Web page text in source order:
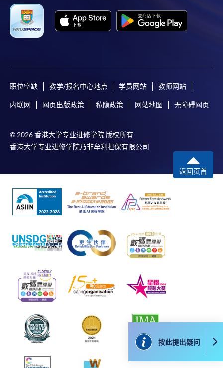
4. 网上缴费服务
大部份公开招生的课程（以先到先得形式报名）及个
别学历颁授课程提供网上报名/注册服务，申请人可在
员亦可以微信支付（Online WeChat Pay）、支付宝
参阅
报名办法 -网上报名服务。
注意事项:
如报读课程将在五个工作天内开课，为免邮递延误报
免使用支票付款。
而取消）之外，一切已缴费用概不退还。如获学院批
准退还款项，以现金、易办事、微信支付、支付宝、
支票或缴费灵（只限网上付款）方式缴交之款项，将
以支票退款；以信用卡缴交之款项，退款将直接退还
到支付款项时使用的信用卡户口。
除本学院网页所列明的学费外，个别课程或有其他额
学费及学额不得转让他人。一经取录，学员不得转读
其他课程，惟学院对特殊情况，可酌情处理。转读申
请一经批准，学员须缴付港币120元手续费。
按此提出疑问
折
职位空缺 教学/报名中心地点 学员网站 教师网站
内联网 网页出版政策 私隐政策 网站地图 无障碍网页
© 2026 香港大学专业进修学院 版权所有
香港大学专业进修学院乃非牟利担保有限公司
返回页首